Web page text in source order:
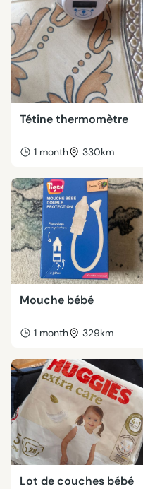
Tétine thermomètre
1 month 330km
Mouche bébé
1 month 329km
Lot de couches bébé